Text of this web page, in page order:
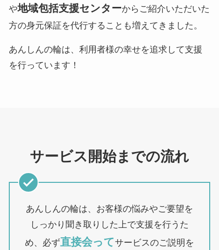
や地域包括支援センターからご紹介いただいた
方の身元保証を代行することも増えてきました。
あんしんの輪は、利用者様の幸せを追求して支援
を行っています！
サービス開始までの流れ
あんしんの輪は、お客様の悩みやご要望を
しっかり聞き取りした上で支援を行うた
め、必ず直接会ってサービスのご説明を